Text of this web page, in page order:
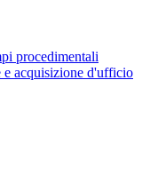
procedimentali
acquisizione d'ufficio